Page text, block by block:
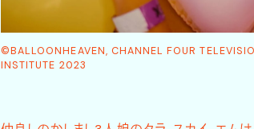
©BALLOONHEAVEN, CHANNEL FOUR
INSTITUTE 2023